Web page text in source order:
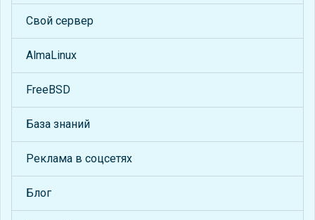
Свой сервер
AlmaLinux
FreeBSD
База знаний
Реклама в соцсетях
Блог